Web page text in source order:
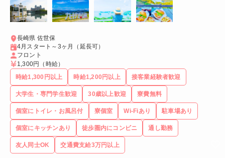
長崎県 佐世保
4月スタート～3ヶ月（延長可）
フロント
1,300円 （時給）
時給1,300円以上
時給1,200円以上 接客業経験者歓迎
大学生・専門学生歓迎 30歳以上歓迎 寮費無料
個室にトイレ・お風呂付 寮個室 Wi-Fiあり 駐車場あり
個室にキッチンあり 徒歩圏内にコンビニ 通し勤務
友人同士OK 交通費支給3万円以上